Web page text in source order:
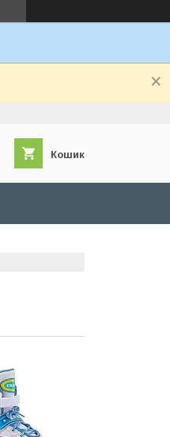
Кошик